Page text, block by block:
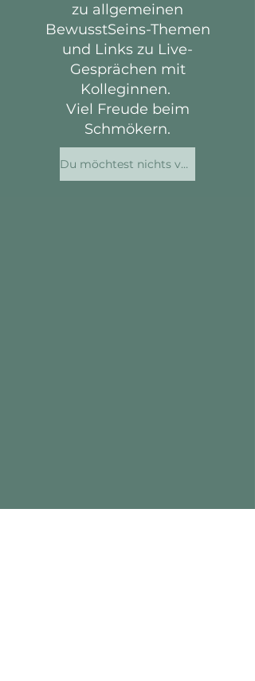
zu allgemeinen
BewusstSeins-Themen
und Links zu Live-
Gesprächen mit
Kolleginnen.
Viel Freude beim
Schmökern.
Du möchtest nichts verpassen? Folge mir gerne!